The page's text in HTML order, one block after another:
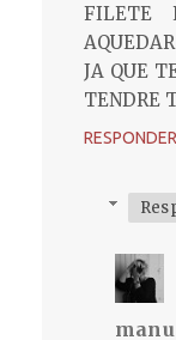
FILETE
JA QUE
TENDRE
RESPONDER
manu